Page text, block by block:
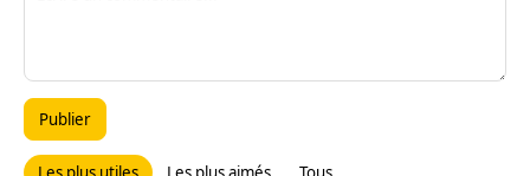
Publier